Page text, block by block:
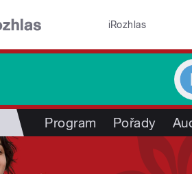
iRozhlas
Program Pořady